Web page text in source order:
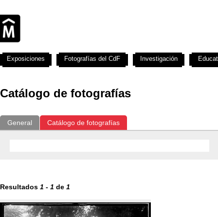
Catálogo de fotografías
General Catálogo de fotografías
Resultados 1 - 1 de 1
Exposiciones Fotografías del CdF Investigación